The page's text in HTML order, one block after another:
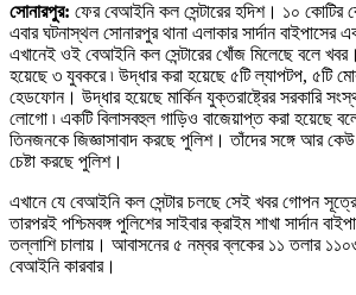
সোনারপুর: ফের বেআইনি কল সেন্টারের হদিশ। ১০ কোটির
এবার ঘটনাস্থল সোনারপুর থানা এলাকার সার্দান
এখানেই ওই বেআইনি কল সেন্টারের খোঁজ মিলেছে বলে
হয়েছে ৩ যুবকরে ৷ উদ্ধার করা হয়েছে ৫টি ল্যাপটপ, ৫টি
হেডফোন। উদ্ধার হয়েছে মার্কিন যুক্তরাষ্ট্রের সরকারি
লোগো ৷ একটি বিলাসবহুল গাড়িও বাজেয়াপ্ত করা হয়েছে
তিনজনকে জিজ্ঞাসাবাদ করছে পুলিশ। তাঁদের সঙ্গে আর
চেষ্টা করছে পুলিশ।
এখানে যে বেআইনি কল সেন্টার চলছে সেই খবর গোপন
তারপরই পশ্চিমবঙ্গ পুলিশের সাইবার ক্রাইম শাখা সার্দান
তল্লাশি চালায়। আবাসনের ৫ নম্বর ব্লকের ১১ তলার
বেআইনি কারবার।